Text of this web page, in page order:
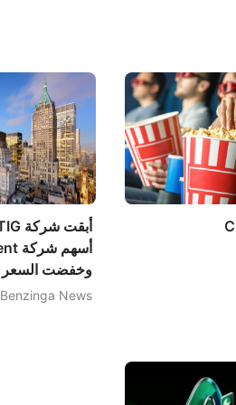
دولارًا.
Benzinga News